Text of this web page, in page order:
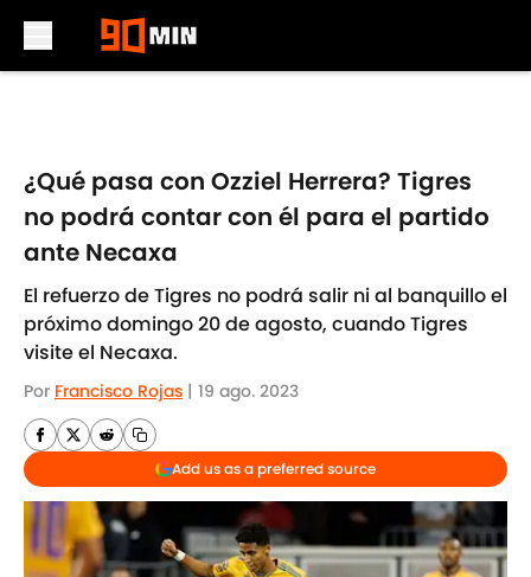
¿Qué pasa con Ozziel Herrera? Tigres
no podrá contar con él para el partido
ante Necaxa
El refuerzo de Tigres no podrá salir ni al banquillo el
próximo domingo 20 de agosto, cuando Tigres
visite el Necaxa.
Por Francisco Rojas | 19 ago. 2023
Add us as a preferred source